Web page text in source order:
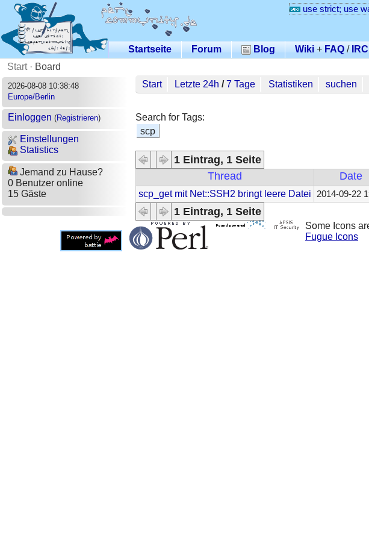
use strict; use
Startseite Forum Blog Wiki+ FAQ /IRC
Start· Board
2026-08-08 10:38:48
Europe/Berlin
Einloggen (Registrieren)
Einstellungen
Statistics
Jemand zu Hause?
0 Benutzer online
15 Gäste
Start Letzte 24h /7 Tage Statistiken suchen
Search for Tags:
scp
1 Eintrag, 1 Seite
Thread Date
scp_get mit Net::SSH2 bringt leere Datei 2014-09-22
1 Eintrag, 1 Seite
Some Icons
Fugue Icons